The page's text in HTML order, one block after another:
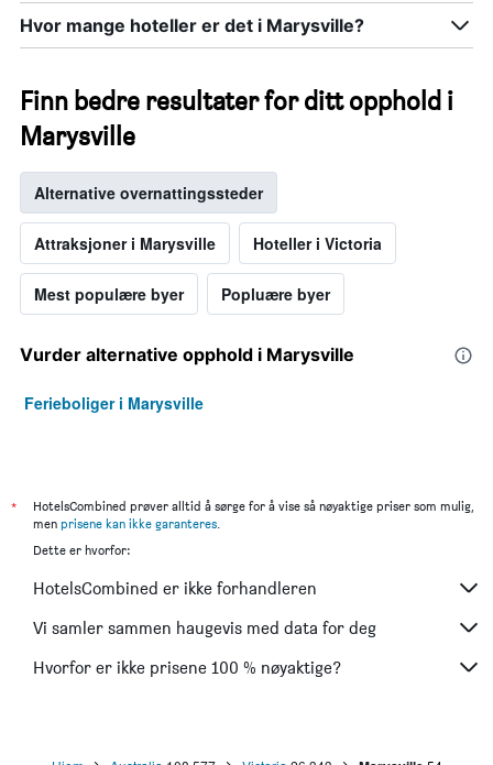
Hvor mange hoteller er det i Marysville?
Finn bedre resultater for ditt opphold i
Marysville
Alternative overnattingssteder
Attraksjoner i Marysville Hoteller i Victoria
Mest populære byer Popluære byer
Vurder alternative opphold i Marysville
Ferieboliger i Marysville
*
HotelsCombined prøver alltid å sørge for å vise så nøyaktige priser som mulig,
men prisene kan ikke garanteres.
Dette er hvorfor:
HotelsCombined er ikke forhandleren
Vi samler sammen haugevis med data for deg
Hvorfor er ikke prisene 100 % nøyaktige?